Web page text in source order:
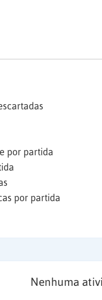
por partida
por partida
Nenhuma